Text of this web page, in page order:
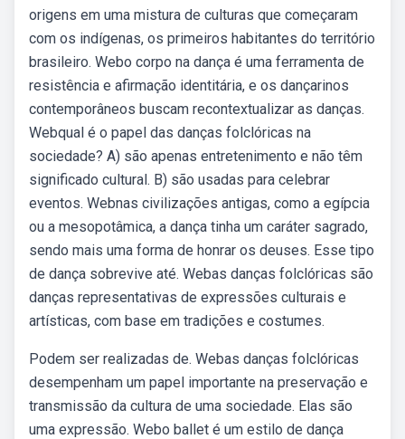
origens em uma mistura de culturas que começaram
com os indígenas, os primeiros habitantes do território
brasileiro. Webo corpo na dança é uma ferramenta de
resistência e afirmação identitária, e os dançarinos
contemporâneos buscam recontextualizar as danças.
Webqual é o papel das danças folclóricas na
sociedade? A) são apenas entretenimento e não têm
significado cultural. B) são usadas para celebrar
eventos. Webnas civilizações antigas, como a egípcia
ou a mesopotâmica, a dança tinha um caráter sagrado,
sendo mais uma forma de honrar os deuses. Esse tipo
de dança sobrevive até. Webas danças folclóricas são
danças representativas de expressões culturais e
artísticas, com base em tradições e costumes.
Podem ser realizadas de. Webas danças folclóricas
desempenham um papel importante na preservação e
transmissão da cultura de uma sociedade. Elas são
uma expressão. Webo ballet é um estilo de dança